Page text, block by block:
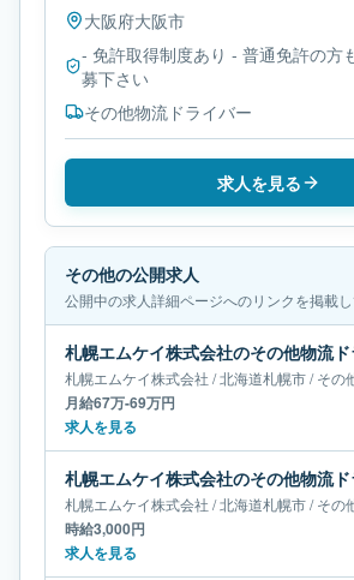
大阪府大阪市
- 免許取得制度あり - 普通免許の方
募下さい
その他物流ドライバー
求人を見る
その他の公開求人
公開中の求人詳細ページへのリンクを掲載し
札幌エムケイ株式会社 /北海道札幌市/その
月給67万-69万円
求人を見る
札幌エムケイ株式会社 /北海道札幌市/その
時給3,000円
求人を見る